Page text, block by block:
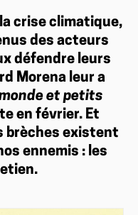
crise climatique,
des acteurs
défendre leurs
Morena leur a
et petits
en février. Et
brèches existent
ennemis : les